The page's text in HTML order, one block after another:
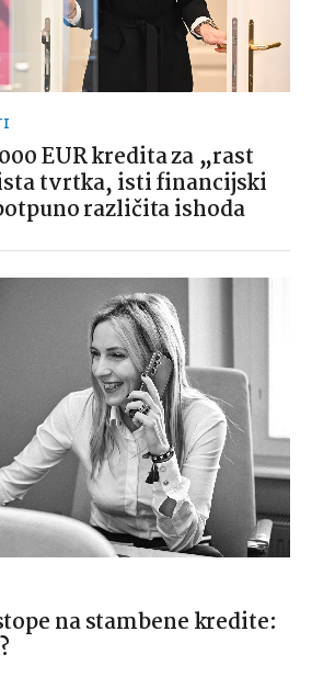
EUR kredita za „rast
tvrtka, isti financijski
različita ishoda
na stambene kredite: